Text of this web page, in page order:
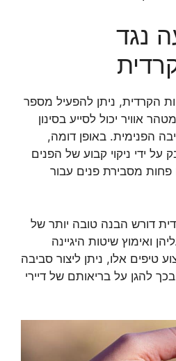
נגד
הקרדית, ניתן להפעיל מספר
אוויר יכול לסייע בסינון
הפנימית. באופן דומה,
ידי ניקוי קבוע של הפנים
פחות מסבירת פנים עבור
דורש הבנה טובה יותר של
ואימוץ שיטות היגיינה
טיפים אלו, ניתן ליצור סביבה
להגן על בריאותם של דיירי